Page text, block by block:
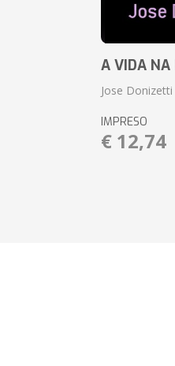
A VIDA NA
Jose
IMPRESO
€ 12,74